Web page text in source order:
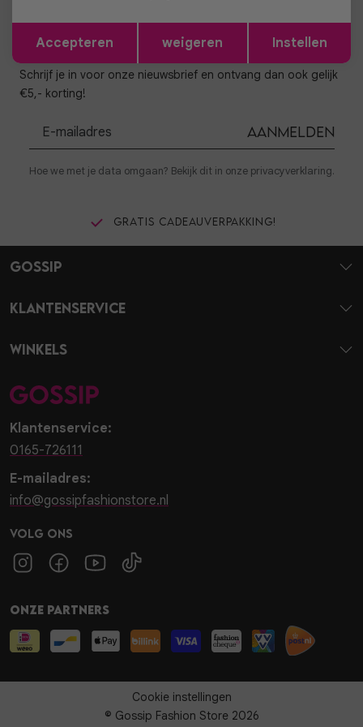
Altijd als eerste op de hoogte zijn?
Schrijf je in voor onze nieuwsbrief en ontvang dan ook gelijk
€5,- korting!
Aanmelden
Hoe we met je data omgaan? Bekijk dit in onze privacyverklaring.
Gratis cadeauverpakking!
Klantenservice:
0165-726111
E-mailadres:
info@gossipfashionstore.nl
Volg ons
Gossip
Klantenservice
Winkels
Onze partners
Cookie instellingen
© Gossip Fashion Store 2026
Opslaan
Accepteren weigeren Instellen